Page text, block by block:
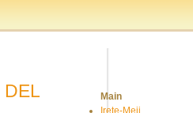
DEL
Main
Irete-Meji